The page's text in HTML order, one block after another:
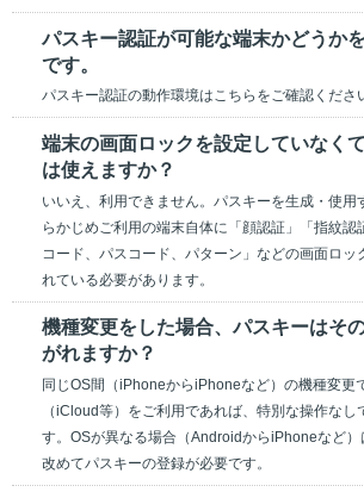
パスキー認証が可能な端末かどうか
です。
パスキー認証の動作環境はこちらをご確認くださ
端末の画面ロックを設定していなく
は使えますか？
いいえ、利用できません。パスキーを生成・使用
らかじめご利用の端末自体に「顔認証」「指紋認
コード、パスコード、パターン」などの画面ロッ
れている必要があります。
機種変更をした場合、パスキーはそ
がれますか？
同じOS間（iPhoneからiPhoneなど）の機種変更
（iCloud等）をご利用であれば、特別な操作なし
す。OSが異なる場合（AndroidからiPhoneなど
改めてパスキーの登録が必要です。